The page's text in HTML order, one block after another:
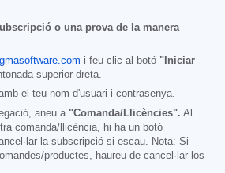
o una prova de la manera
i feu clic al botó "Iniciar
superior dreta.
el teu nom d'usuari i contrasenya.
aneu a "Comanda/Llicències". Al
comanda/llicència, hi ha un botó
la subscripció si escau. Nota: Si
productes, haureu de cancel·lar-los